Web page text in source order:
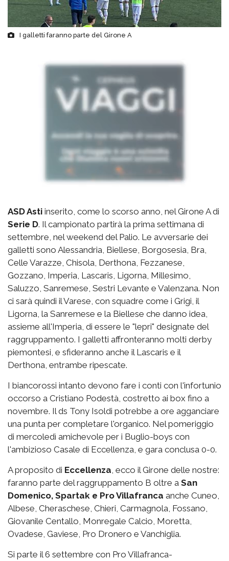
I galletti faranno parte del Girone A
ASD Asti inserito, come lo scorso anno, nel Girone A di
Serie D. Il campionato partirà la prima settimana di
settembre, nel weekend del Palio. Le avversarie dei
galletti sono Alessandria, Biellese, Borgosesia, Bra,
Celle Varazze, Chisola, Derthona, Fezzanese,
Gozzano, Imperia, Lascaris, Ligorna, Millesimo,
Saluzzo, Sanremese, Sestri Levante e Valenzana. Non
ci sarà quindi il Varese, con squadre come i Grigi, il
Ligorna, la Sanremese e la Biellese che danno idea,
assieme all'Imperia, di essere le "lepri" designate del
raggruppamento. I galletti affronteranno molti derby
piemontesi, e sfideranno anche il Lascaris e il
Derthona, entrambe ripescate.
I biancorossi intanto devono fare i conti con l'infortunio
occorso a Cristiano Podestà, costretto ai box fino a
novembre. Il ds Tony Isoldi potrebbe a ore agganciare
una punta per completare l'organico. Nel pomeriggio
di mercoledì amichevole per i Buglio-boys con
l'ambizioso Casale di Eccellenza, e gara conclusa 0-0.
A proposito di Eccellenza , ecco il Girone delle nostre:
faranno parte del raggruppamento B oltre a San
Domenico, Spartak e Pro Villafranca anche Cuneo,
Albese, Cheraschese, Chieri, Carmagnola, Fossano,
Giovanile Centallo, Monregale Calcio, Moretta,
Ovadese, Gaviese, Pro Dronero e Vanchiglia.
Si parte il 6 settembre con Pro Villafranca-